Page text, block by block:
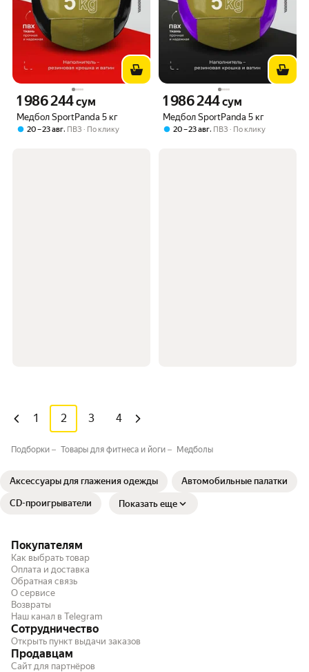
Медбол SportPanda 5 кг
Цена 1986244 сум вместо
1 986 244сум
20 – 23 авг, ПВЗ По клику
Медбол SportPanda 5 кг
Цена 1986244 сум вместо
1 986 244сум
20 – 23 авг, ПВЗ По клику
1 2 3 4
Подборки Товары для фитнеса и йоги Медболы
Аксессуары для глажения одежды Автомобильные палатки
CD-проигрыватели Показать еще
Покупателям
Как выбрать товар
Оплата и доставка
Обратная связь
О сервисе
Возвраты
Наш канал в Telegram
Сотрудничество
Открыть пункт выдачи заказов
Продавцам
Сайт для партнёров